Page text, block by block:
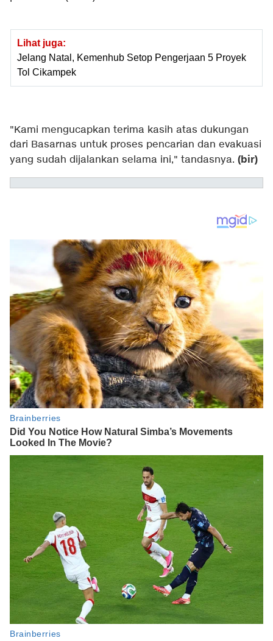
Lihat juga:
Jelang Natal, Kemenhub Setop Pengerjaan 5 Proyek
Tol Cikampek
"Kami mengucapkan terima kasih atas dukungan
dari Basarnas untuk proses pencarian dan evakuasi
yang sudah dijalankan selama ini," tandasnya. (bir)